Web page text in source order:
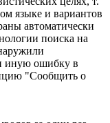
языке и вариантов
автоматически
поиска на
иную ошибку в
"Сообщить о